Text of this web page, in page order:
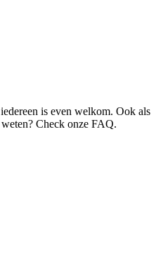
is even welkom. Ook als
Check onze FAQ.